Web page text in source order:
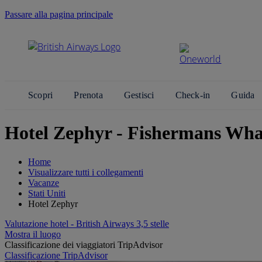
Passare alla pagina principale
Scopri Prenota Gestisci Check-in Guida
Hotel Zephyr - Fishermans
Home
Visualizzare tutti i collegamenti
Vacanze
Stati Uniti
Hotel Zephyr
Valutazione hotel - British Airways 3,5 stelle
Mostra il luogo
Classificazione dei viaggiatori TripAdvisor
Classificazione TripAdvisor